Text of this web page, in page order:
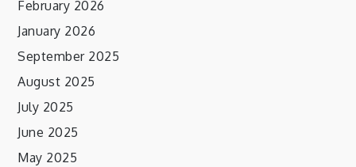
February 2026
January 2026
September 2025
August 2025
July 2025
June 2025
May 2025